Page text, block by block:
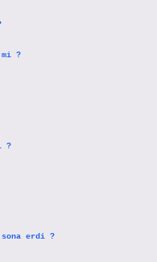
?
?
sona erdi ?